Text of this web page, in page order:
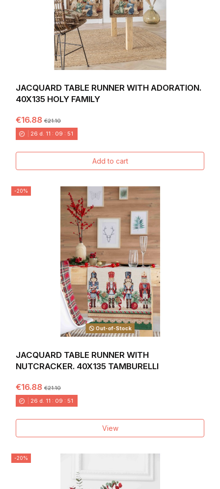
JACQUARD TABLE RUNNER WITH ADORATION.
40X135 HOLY FAMILY
€16.88€21.10
26 d. 11 : 09 : 49
Add to cart
-20%
Out-of-Stock
JACQUARD TABLE RUNNER WITH
NUTCRACKER. 40X135 TAMBURELLI
€16.88€21.10
26 d. 11 : 09 : 49
View
-20%